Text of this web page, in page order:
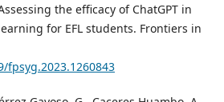
the efficacy of ChatGPT in
for EFL students. Frontiers in
fpsyg.2023.1260843